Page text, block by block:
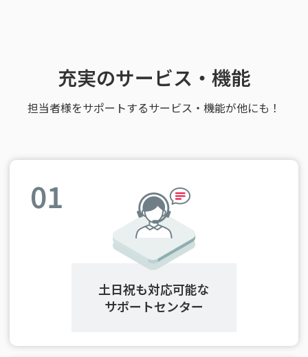
充実のサービス・機能
担当者様をサポートするサービス・機能が他にも！
01
土日祝も対応可能な
サポートセンター